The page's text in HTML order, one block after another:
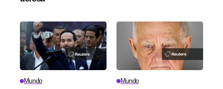
Mundo Mundo